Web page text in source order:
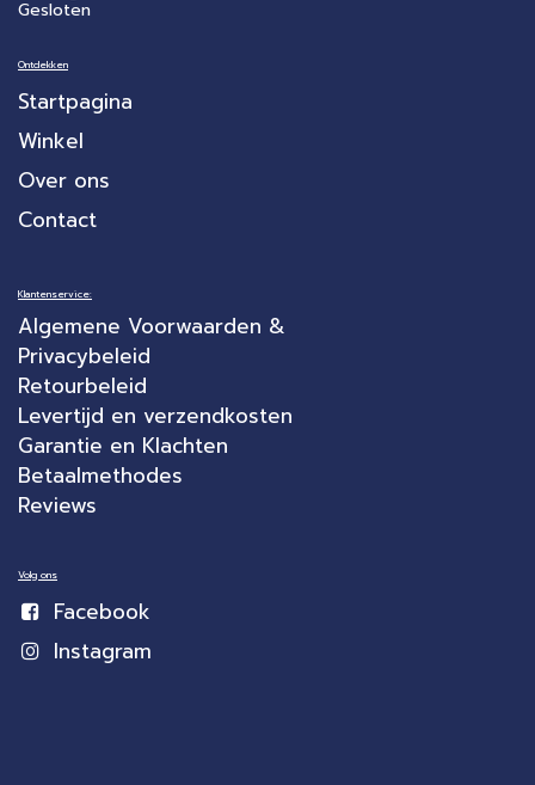
Gesloten
Ontdekken
Startpagina
Winkel
Over ons
Contact
Klantenservice:
Algemene Voorwaarden &
Privacybeleid
Retourbeleid
Levertijd en verzendkosten
Garantie en Klachten
Betaalmethodes
Reviews
Volg ons
Facebook
Instagram